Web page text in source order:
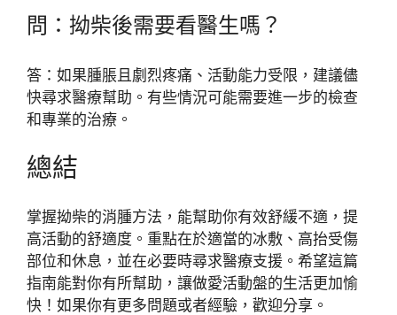
問：拗柴後需要看醫生嗎？
答：如果腫脹且劇烈疼痛、活動能力受限，建議儘
快尋求醫療幫助。有些情況可能需要進一步的檢查
和專業的治療。
總結
掌握拗柴的消腫方法，能幫助你有效舒緩不適，提
高活動的舒適度。重點在於適當的冰敷、高抬受傷
部位和休息，並在必要時尋求醫療支援。希望這篇
指南能對你有所幫助，讓做愛活動盤的生活更加愉
快！如果你有更多問題或者經驗，歡迎分享。